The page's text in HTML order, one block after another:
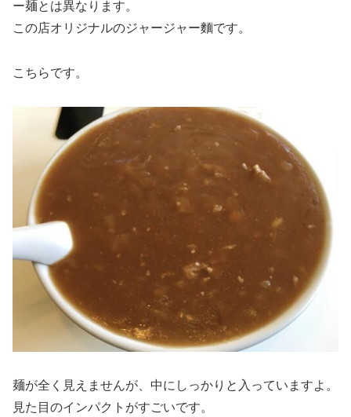
ー麺とは異なります。
この店オリジナルのジャージャー麵です。
こちらです。
麺が全く見えませんが、中にしっかりと入っていますよ。
見た目のインパクトがすごいです。